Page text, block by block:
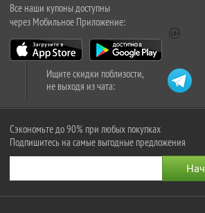
Все наши купоны доступны
через Мобильное Приложение:
Ищите скидки поблизости,
не выходя из чата:
Сэкономьте до 90% при любых покупках
Подпишитесь на самые выгодные предложения